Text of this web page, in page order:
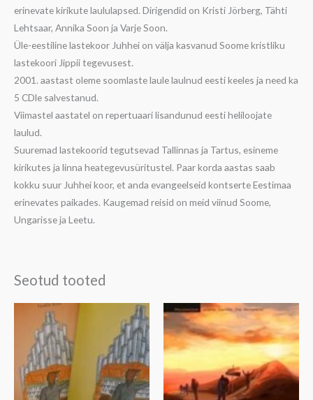
erinevate kirikute laululapsed. Dirigendid on Kristi Jörberg, Tähti
Lehtsaar, Annika Soon ja Varje Soon.
Üle-eestiline lastekoor Juhhei on välja kasvanud Soome kristliku
lastekoori Jippii tegevusest.
2001. aastast oleme soomlaste laule laulnud eesti keeles ja need ka
5 CDle salvestanud.
Viimastel aastatel on repertuaari lisandunud eesti heliloojate
laulud.
Suuremad lastekoorid tegutsevad Tallinnas ja Tartus, esineme
kirikutes ja linna heategevusüritustel. Paar korda aastas saab
kokku suur Juhhei koor, et anda evangeelseid kontserte Eestimaa
erinevates paikades. Kaugemad reisid on meid viinud Soome,
Ungarisse ja Leetu.
Seotud tooted